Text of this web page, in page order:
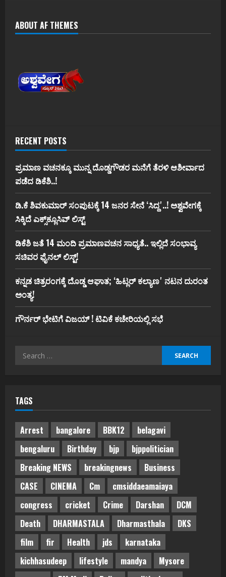
ABOUT AF THEMES
RECENT POSTS
ಪ್ರಮಾಣ ವಚನಕ್ಕೂ ಮುನ್ನ ದೊಡ್ಡಗೌಡರ ಮನೆಗೆ ತೆರಳಿ ಆಶೀರ್ವಾದ
ಪಡೆದ ಡಿಕೆಶಿ..!
ಡಿ.ಕೆ ಶಿವಕುಮಾರ್‌ ಸಂಪುಟಕ್ಕೆ 14 ಜನರ ಸೇನೆ ʻಸಿದ್ದʼ..! ಅಶ್ವವೇಗಕ್ಕೆ
ಸಿಕ್ಕಿದೆ ಎಕ್ಸ್‌ಕ್ಲೂಸಿವ್‌ ಲಿಸ್ಟ್‌
ಡಿಕೆಶಿ ಜತೆ 14 ಮಂದಿ ಪ್ರಮಾಣವಚನ ಸಾಧ್ಯತೆ.. ಇಲ್ಲಿದೆ ಸಂಭಾವ್ಯ
ಸಚಿವರ ಫೈನಲ್ ಲಿಸ್ಟ್‌!
ಕನ್ನಡ ಚಿತ್ರರಂಗಕ್ಕೆ ದೊಡ್ಡ ಆಘಾತ; ʻಹಿಟ್ಲರ್ ಕಲ್ಯಾಣʼ ನಟನ ದುರಂತ
ಅಂತ್ಯ!
ಗೌರ್ನರ್‌ ಭೇಟಿಗೆ ವಿಜಯ್‌ ! ಟಿವಿಕೆ ಕಚೇರಿಯಲ್ಲಿ ಸಭೆ
Search
TAGS
Arrest bangalore BBK12
belagavi
bengaluru
Birthday bjp
bjppolitician
Breaking NEWS
breakingnews
Business
CASE
CINEMA Cm
cmsiddaeamaiaya
congress
cricket Crime Darshan
DCM
Death
DHARMASTALA Dharmasthala
DKS
film
fir Health jds
karnataka
kichhasudeep
lifestyle mandya
Mysore